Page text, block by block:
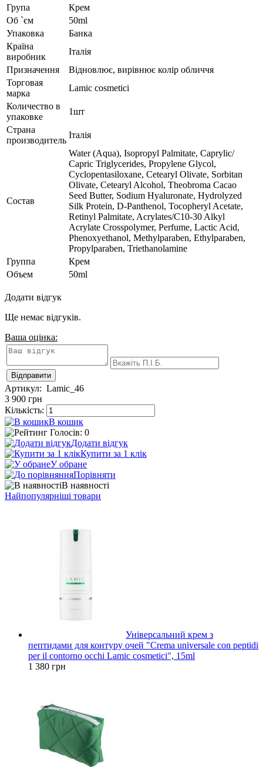
Група
Крем
Об `єм
50ml
Упаковка
Банка
Країна
виробник
Італія
Призначення
Відновлює, вирівнює колір обличчя
Торговая
марка
Lamic cosmetici
Количество в
упаковке
1шт
Страна
производитель
Італія
Состав
Water (Aqua), Isopropyl Palmitate, Caprylic/
Сapric Triglycerides, Propylene Glycol,
Cyclopentasiloxane, Cetearyl Olivate, Sorbitan
Olivate, Cetearyl Alcohol, Theobroma Cacao
Seed Butter, Sodium Hyaluronate, Hydrolyzed
Silk Protein, D-Panthenol, Tocopheryl Acetate,
Retinyl Palmitate, Acrylates/C10-30 Alkyl
Acrylate Crosspolymer, Рerfume, Lactic Acid,
Phenoxyethanol, Methylparaben, Ethylparaben,
Propylparaben, Triethanolamine
Группа
Крем
Объем
50ml
Додати відгук
Ще немає відгуків.
Ваша оцінка:
Артикул: Lamic_46
3 900 грн
Кількість:
В кошик
Голосів: 0
Додати відгук
Купити за 1 клiк
У обране
Порівняти
В наявності
Найпопулярніші товари
Універсальний крем з
пептидами для контуру очей "Crema universale con peptidi
per il contorno occhi Lamic cosmetici", 15ml
1 380 грн